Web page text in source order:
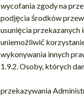
wycofania zgody na
podjęcia środków
usunięcia przekazanych
uniemożliwić
wykonywania innych
1.9.2. Osoby, których
przekazywania